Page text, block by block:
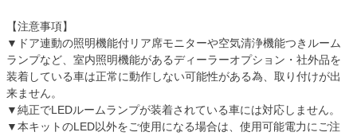
【注意事項】
▼ドア連動の照明機能付リア席モニターや空気清浄機能つきルーム
ランプなど、室内照明機能があるディーラーオプション・社外品を
装着している車は正常に動作しない可能性がある為、取り付けが出
来ません。
▼純正でLEDルームランプが装着されている車には対応しません。
▼本キットのLED以外をご使用になる場合は、使用可能電力にご注